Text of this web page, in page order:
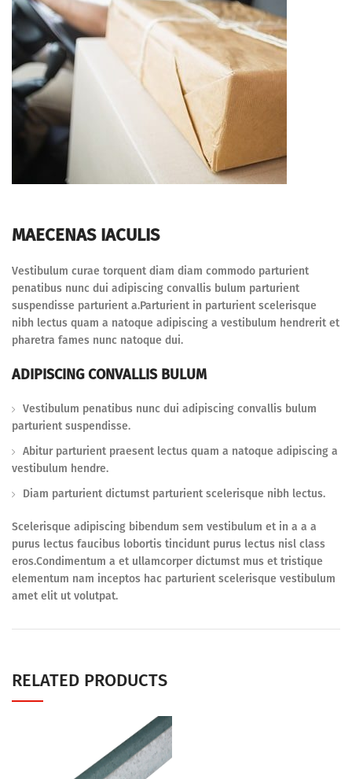
MAECENAS IACULIS
Vestibulum curae torquent diam diam commodo parturient
penatibus nunc dui adipiscing convallis bulum parturient
suspendisse parturient a.Parturient in parturient scelerisque
nibh lectus quam a natoque adipiscing a vestibulum hendrerit et
pharetra fames nunc natoque dui.
ADIPISCING CONVALLIS BULUM
Vestibulum penatibus nunc dui adipiscing convallis bulum
parturient suspendisse.
Abitur parturient praesent lectus quam a natoque adipiscing a
vestibulum hendre.
Diam parturient dictumst parturient scelerisque nibh lectus.
Scelerisque adipiscing bibendum sem vestibulum et in a a a
purus lectus faucibus lobortis tincidunt purus lectus nisl class
eros.Condimentum a et ullamcorper dictumst mus et tristique
elementum nam inceptos hac parturient scelerisque vestibulum
amet elit ut volutpat.
RELATED PRODUCTS